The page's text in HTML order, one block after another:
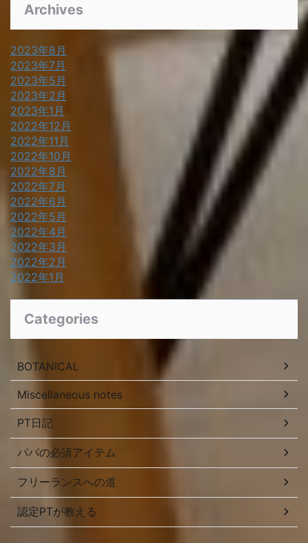
Archives
2023年8月
2023年7月
2023年5月
2023年2月
2023年1月
2022年12月
2022年11月
2022年10月
2022年8月
2022年7月
2022年6月
2022年5月
2022年4月
2022年3月
2022年2月
2022年1月
Categories
BOTANICAL
Miscellaneous notes
PT日記
パパの必須アイテム
フリーランスへの道
認定PTが教える